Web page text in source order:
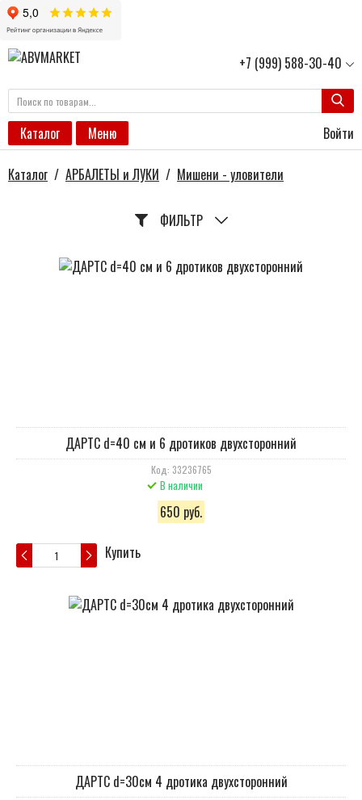
+7 (999) 588-30-40
Каталог Меню Войти
Каталог / АРБАЛЕТЫ и ЛУКИ / Мишени - уловители
ФИЛЬТР
ДАРТС d=40 см и 6 дротиков двухсторонний
Код: 33236765
В наличии
650 руб.
Купить
ДАРТС d=30см 4 дротика двухсторонний